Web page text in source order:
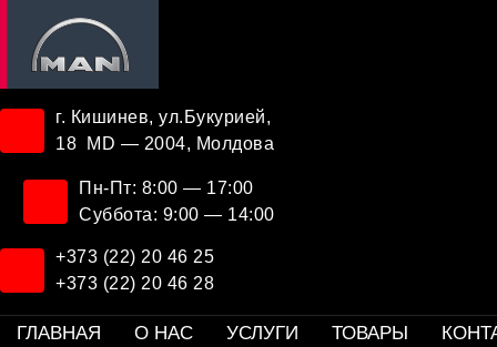
г. Кишинев, ул.Букурией,
18 MD — 2004, Молдова
Пн-Пт: 8:00 — 17:00
Суббота: 9:00 — 14:00
+373 (22) 20 46 25
+373 (22) 20 46 28
ГЛАВНАЯ О НАС УСЛУГИ ТОВАРЫ